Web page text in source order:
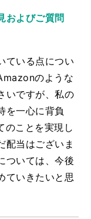
およびご質問
ている点につい
のような
いですが、私の
を一心に背負
のことを実現し
配当はございま
ついては、今後
ていきたいと思